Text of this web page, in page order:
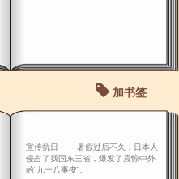
加书签
宣传抗日 暑假过后不久，日本人
侵占了我国东三省，爆发了震惊中外
的“九一八事变”。